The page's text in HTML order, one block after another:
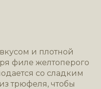
и плотной
филе желтоперого
со сладким
трюфеля, чтобы